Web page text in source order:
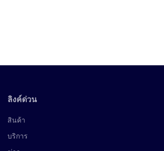
ลิงค์ด่วน
สินค้า
บริการ